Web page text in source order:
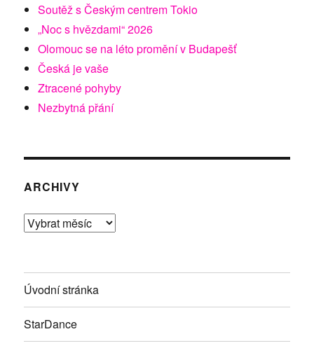
Soutěž s Českým centrem Tokio
„Noc s hvězdami“ 2026
Olomouc se na léto promění v Budapešť
Česká je vaše
Ztracené pohyby
Nezbytná přání
ARCHIVY
Archivy
Úvodní stránka
StarDance